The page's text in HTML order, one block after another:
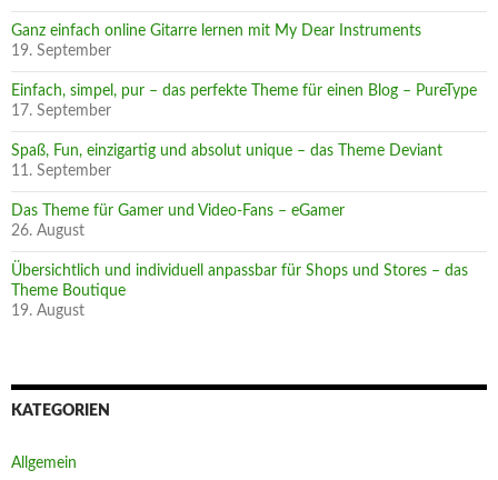
Ganz einfach online Gitarre lernen mit My Dear Instruments
19. September
Einfach, simpel, pur – das perfekte Theme für einen Blog – PureType
17. September
Spaß, Fun, einzigartig und absolut unique – das Theme Deviant
11. September
Das Theme für Gamer und Video-Fans – eGamer
26. August
Übersichtlich und individuell anpassbar für Shops und Stores – das
Theme Boutique
19. August
KATEGORIEN
Allgemein